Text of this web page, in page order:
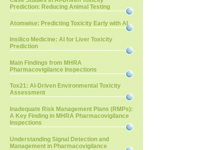
Prediction: Reducing Animal Testing
Atomwise: Predicting Toxicity Early with AI
Insilico Medicine: AI for Liver Toxicity
Prediction
Main Findings from MHRA
Pharmacovigilance Inspections
Tox21: AI-Driven Environmental Toxicity
Assessment
Inadequate Risk Management Plans (RMPs):
A Key Finding in MHRA Pharmacovigilance
Inspections
Understanding Signal Detection and
Management in Pharmacovigilance